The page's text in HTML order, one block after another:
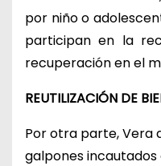
por niño o
participan en la
recuperación en el
REUTILIZACIÓN DE
Por otra parte, Vera
galpones incautados